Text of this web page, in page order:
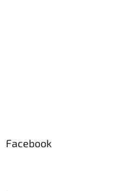
Facebook